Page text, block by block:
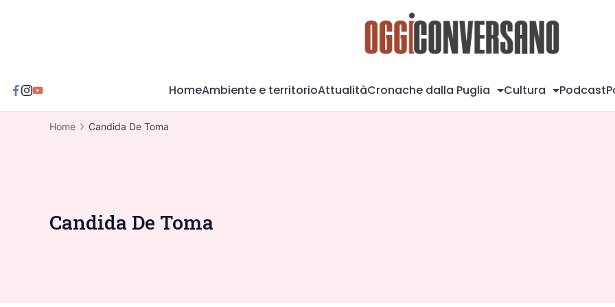
HomeAmbiente e territorioAttualitàCronache dalla Puglia Cultura Podcast
Home Candida De Toma
Candida De Toma